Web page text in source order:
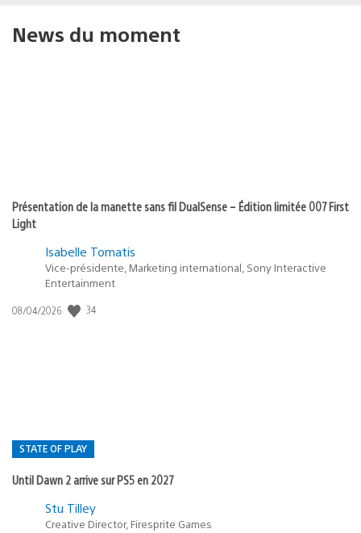
News du moment
Présentation de la manette sans fil DualSense – Édition limitée 007 First
Light
Isabelle Tomatis
Vice-présidente, Marketing international, Sony Interactive
Entertainment
Date
08/04/2026 34
STATE OF PLAY
Until Dawn 2 arrive sur PS5 en 2027
PostéeStu Tilley
Creative Director, Firesprite Games